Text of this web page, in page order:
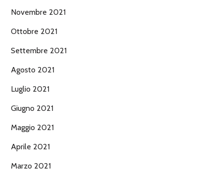
Novembre 2021
Ottobre 2021
Settembre 2021
Agosto 2021
Luglio 2021
Giugno 2021
Maggio 2021
Aprile 2021
Marzo 2021